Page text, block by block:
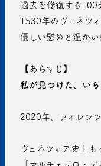
過去を修復する100
1530年のヴェネツ
優しい慰めと温かい
【あらすじ】
私が見つけた、い
2020年、フィレンツ
ヴェネツィア史上